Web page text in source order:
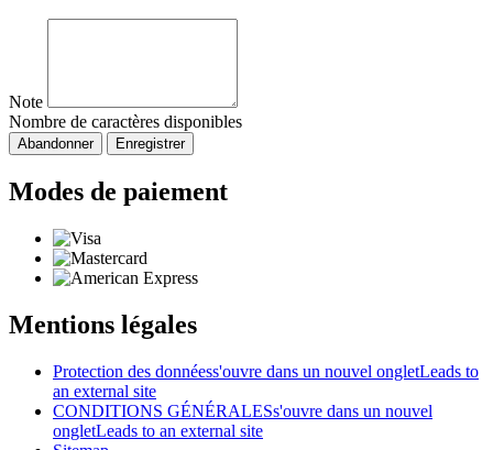
Note
Nombre de caractères disponibles
Abandonner Enregistrer
Modes de paiement
Mentions légales
Protection des donnéess'ouvre dans un nouvel ongletLeads to
an external site
CONDITIONS GÉNÉRALESs'ouvre dans un nouvel
ongletLeads to an external site